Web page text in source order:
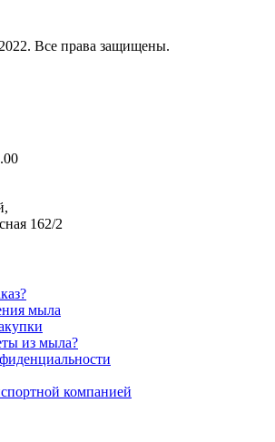
Все права защищены.
162/2
мыла
из мыла?
компанией